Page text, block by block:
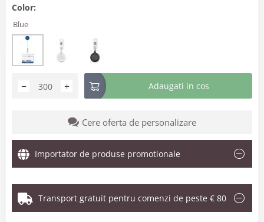
Color:
Blue
+
− Adaugati in cos
Cere oferta de personalizare
Importator de produse promotionale
Transport gratuit pentru comenzi de peste € 80